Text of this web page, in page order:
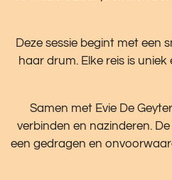
Deze sessie begint met een
haar drum. Elke reis is
Samen met Evie De
verbinden en nazinderen.
een gedragen en